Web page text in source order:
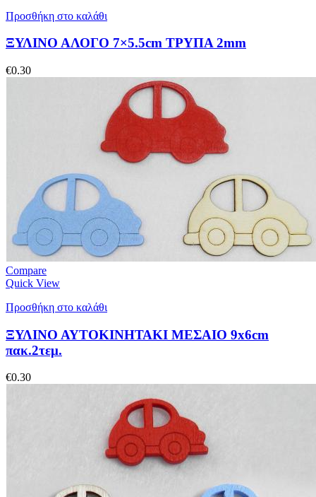
Προσθήκη στο καλάθι
ΞΥΛΙΝΟ ΑΛΟΓΟ 7×5.5cm ΤΡΥΠΑ 2mm
€0.30
Compare
Quick View
Προσθήκη στο καλάθι
ΞΥΛΙΝΟ ΑΥΤΟΚΙΝΗΤΑΚΙ ΜΕΣΑΙΟ 9x6cm
πακ.2τεμ.
€0.30